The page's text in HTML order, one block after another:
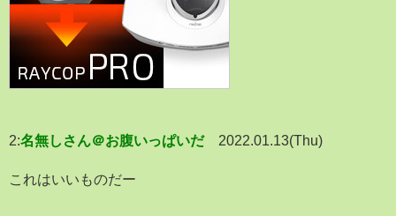
2:名無しさん＠お腹いっぱいだ 2022.01.13(Thu)
これはいいものだー